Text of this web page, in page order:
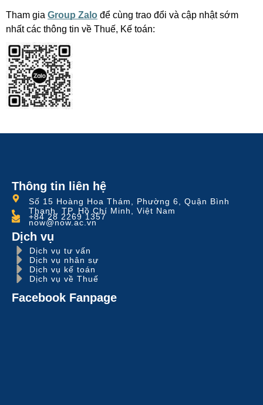
Tham gia Group Zalo để cùng trao đổi và cập nhật sớm
nhất các thông tin về Thuế, Kế toán:
Thông tin liên hệ
Số 15 Hoàng Hoa Thám, Phường 6, Quận Bình
Thạnh, TP. Hồ Chí Minh, Việt Nam
+84 28 2269 1357
now@now.ac.vn
Dịch vụ
Dịch vụ tư vấn
Dịch vụ nhân sự
Dịch vụ kế toán
Dịch vụ về Thuế
Facebook Fanpage